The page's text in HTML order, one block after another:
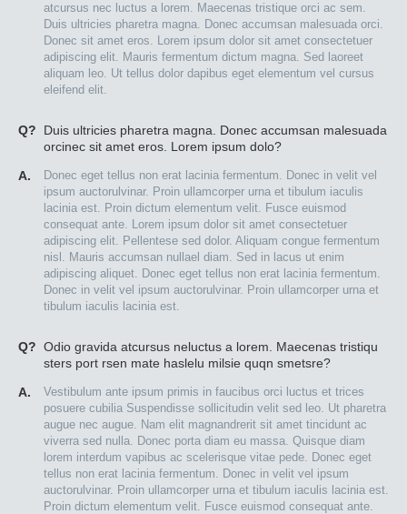
atcursus nec luctus a lorem. Maecenas tristique orci ac sem.
Duis ultricies pharetra magna. Donec accumsan malesuada orci.
Donec sit amet eros. Lorem ipsum dolor sit amet consectetuer
adipiscing elit. Mauris fermentum dictum magna. Sed laoreet
aliquam leo. Ut tellus dolor dapibus eget elementum vel cursus
eleifend elit.
Q?
Duis ultricies pharetra magna. Donec accumsan malesuada
orcinec sit amet eros. Lorem ipsum dolo?
A.
Donec eget tellus non erat lacinia fermentum. Donec in velit vel
ipsum auctorulvinar. Proin ullamcorper urna et tibulum iaculis
lacinia est. Proin dictum elementum velit. Fusce euismod
consequat ante. Lorem ipsum dolor sit amet consectetuer
adipiscing elit. Pellentese sed dolor. Aliquam congue fermentum
nisl. Mauris accumsan nullael diam. Sed in lacus ut enim
adipiscing aliquet. Donec eget tellus non erat lacinia fermentum.
Donec in velit vel ipsum auctorulvinar. Proin ullamcorper urna et
tibulum iaculis lacinia est.
Q? Odio gravida atcursus neluctus a lorem. Maecenas tristiqu
sters port rsen mate haslelu milsie quqn smetsre?
A.
Vestibulum ante ipsum primis in faucibus orci luctus et trices
posuere cubilia Suspendisse sollicitudin velit sed leo. Ut pharetra
augue nec augue. Nam elit magnandrerit sit amet tincidunt ac
viverra sed nulla. Donec porta diam eu massa. Quisque diam
lorem interdum vapibus ac scelerisque vitae pede. Donec eget
tellus non erat lacinia fermentum. Donec in velit vel ipsum
auctorulvinar. Proin ullamcorper urna et tibulum iaculis lacinia est.
Proin dictum elementum velit. Fusce euismod consequat ante.